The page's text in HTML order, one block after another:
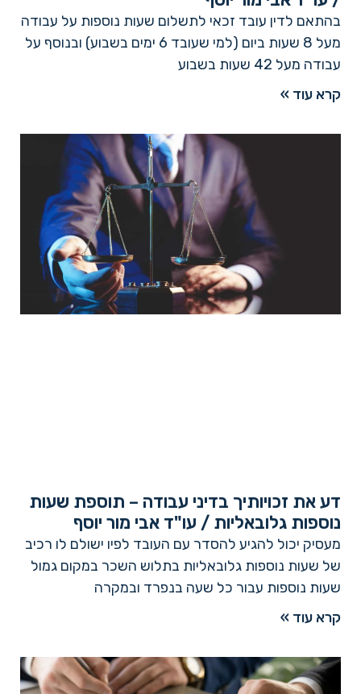
בהתאם לדין עובד זכאי לתשלום שעות נוספות על עבודה
מעל 8 שעות ביום (למי שעובד 6 ימים בשבוע) ובנוסף על
עבודה מעל 42 שעות בשבוע
קרא עוד »
דע את זכויותיך בדיני עבודה – תוספת שעות
נוספות גלובאליות / עו"ד אבי מור יוסף
מעסיק יכול להגיע להסדר עם העובד לפיו ישולם לו רכיב
של שעות נוספות גלובאליות בתלוש השכר במקום גמול
שעות נוספות עבור כל שעה בנפרד ובמקרה
קרא עוד »